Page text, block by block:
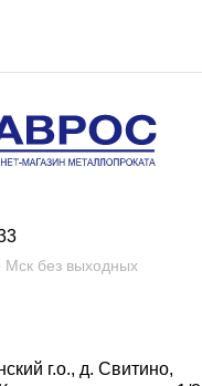
без выходных
г.о., д. Свитино,